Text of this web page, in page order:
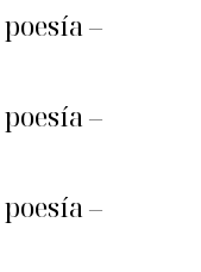
–
–
–